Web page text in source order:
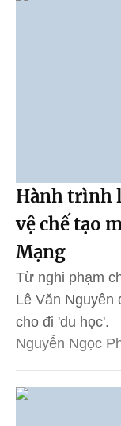
Hành trình
vệ chế tạo
Mạng
Từ nghi phạm
Lê Văn Nguyên
cho đi 'du học'.
Nguyễn Ngọc